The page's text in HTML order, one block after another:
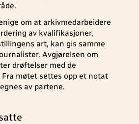
om at arkivmedarbeidere
av kvalifikasjoner,
art, kan gis samme
Avgjørelsen om
drøftelser med de
møtet settes opp et notat
av partene.